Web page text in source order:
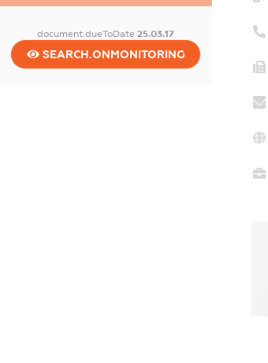
document.dueToDate25.03.17
SEARCH.ONMONITORING